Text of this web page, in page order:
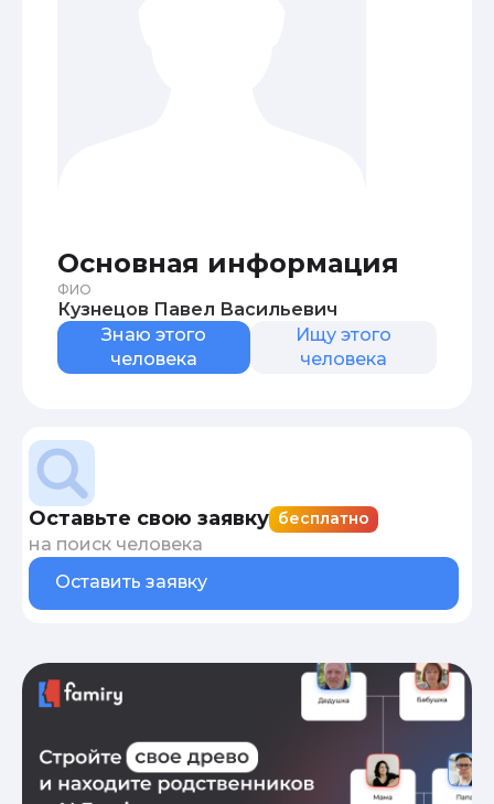
Основная информация
ФИО
Кузнецов Павел Васильевич
Знаю этого
человека
Ищу этого
человека
Оставьте свою заявку бесплатно
на поиск человека
Оставить заявку